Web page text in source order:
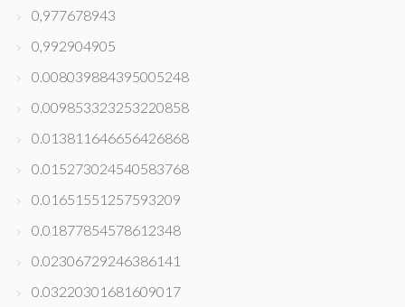
0,977678943
0,992904905
0.008039884395005248
0.009853323253220858
0.013811646656426868
0.015273024540583768
0.01651551257593209
0.01877854578612348
0.02306729246386141
0.03220301681609017